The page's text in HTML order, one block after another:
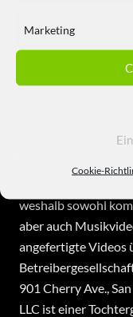
Marketing
Cookie-
von YouTube
Internetseite
YouTube ist ein
anderen Nutzern
Bewertung und
weshalb sowohl
aber auch
angefertigte Videos
901 Cherry Ave.,
LLC ist einer